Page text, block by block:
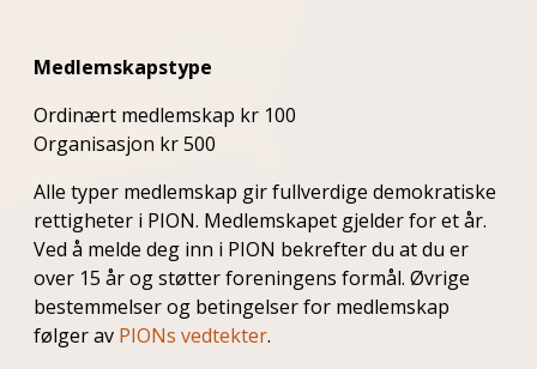
Medlemskapstype
Ordinært medlemskap kr 100
Organisasjon kr 500
Alle typer medlemskap gir fullverdige demokratiske
rettigheter i PION. Medlemskapet gjelder for et år.
Ved å melde deg inn i PION bekrefter du at du er
over 15 år og støtter foreningens formål. Øvrige
bestemmelser og betingelser for medlemskap
følger av PIONs vedtekter.